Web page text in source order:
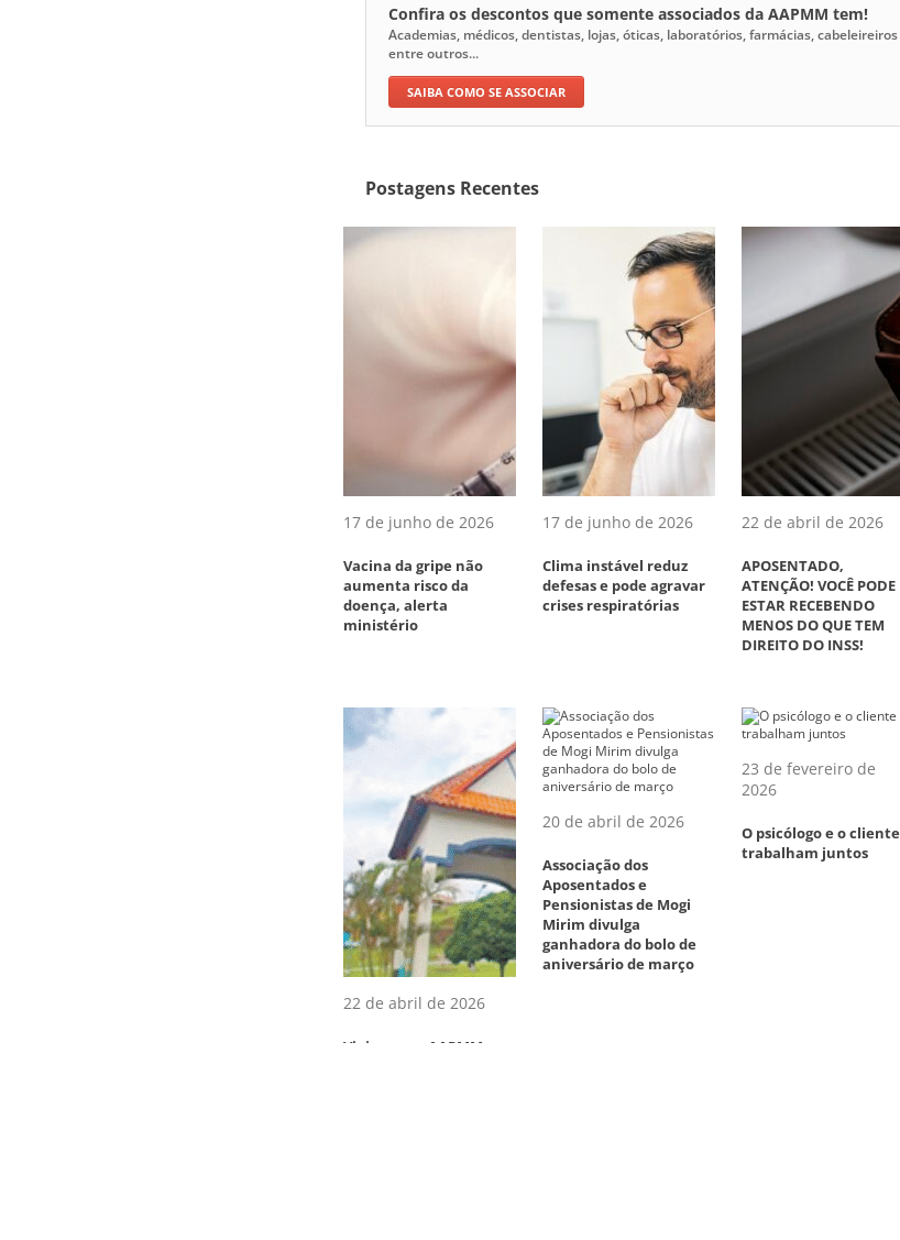
Confira os descontos que somente associados da AAPMM tem!
Academias, médicos, dentistas, lojas, óticas, laboratórios, farmácias, cabeleireiros
entre outros...
SAIBA COMO SE ASSOCIAR
Postagens Recentes
17 de junho de 2026
Vacina da gripe não
aumenta risco da
doença, alerta
ministério
17 de junho de 2026
Clima instável reduz
defesas e pode agravar
crises respiratórias
22 de abril de 2026
APOSENTADO,
ATENÇÃO! VOCÊ PODE
ESTAR RECEBENDO
MENOS DO QUE TEM
DIREITO DO INSS!
22 de abril de 2026
Viaje com a AAPMM –
20 de abril de 2026
Associação dos
Aposentados e
Pensionistas de Mogi
Mirim divulga
ganhadora do bolo de
aniversário de março
23 de fevereiro de
2026
O psicólogo e o cliente
trabalham juntos